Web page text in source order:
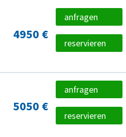
4950 €
anfragen
reservieren
5050 €
anfragen
reservieren